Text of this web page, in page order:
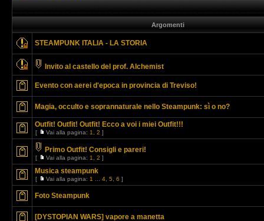
Argomenti
STEAMPUNK ITALIA - LA STORIA
Invito al castello del prof. Alchemist
Evento con aerei d'epoca in provincia di Treviso!
Magia, occulto e soprannaturale nello Steampunk: sì o no?
Outfit! Outfit! Outfit! Ecco a voi i miei Outfit!!!
[ Vai alla pagina: 1 2 ]
Primo Outfit! Consigli e pareri!
[ Vai alla pagina: 1 2 ]
Musica steampunk
[ Vai alla pagina: 1 4 5 6 ]
Foto Steampunk
[DYSTOPIAN WARS] vapore a manetta